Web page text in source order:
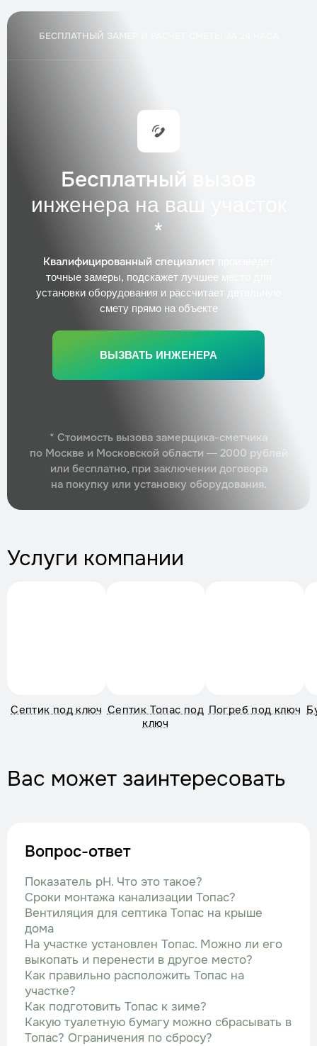
БЕСПЛАТНЫЙ ЗАМЕР И РАСЧЕТ СМЕТЫ ЗА 24 ЧАСА
Бесплатный вызов
инженера на ваш участок
*
Квалифицированный специалист
точные замеры, подскажет лучшее место для
установки оборудования и рассчитает детальную
смету прямо на объекте
ВЫЗВАТЬ ИНЖЕНЕРА
* Стоимость вызова замерщика-сметчика
по Москве и Московской области — 2000 рублей
или бесплатно, при заключении договора
на покупку или установку оборудования.
Услуги компании
Септик под ключ Септик Топас под
ключ
Погреб под ключ
Вас может заинтересовать
Вопрос-ответ
Показатель рН. Что это такое?
Сроки монтажа канализации Топас?
Вентиляция для септика Топас на крыше
дома
На участке установлен Топас. Можно ли его
выкопать и перенести в другое место?
Как правильно расположить Топас на
участке?
Как подготовить Топас к зиме?
Какую туалетную бумагу можно сбрасывать в
Топас? Ограничения по сбросу?